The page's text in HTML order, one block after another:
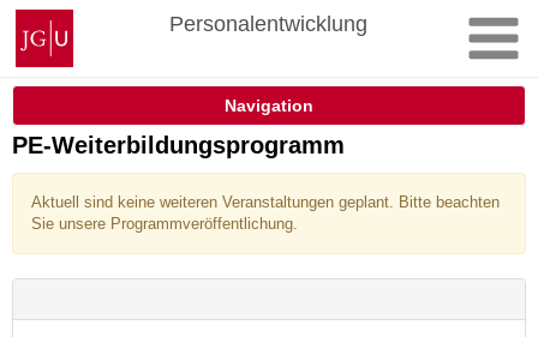
Zum
Inhalt
springen
Johannes
Gutenberg-
Universität
Personalentwicklung
Navigation
PE-Weiterbildungsprogramm
Aktuell sind keine weiteren Veranstaltungen geplant. Bitte beachten
Sie unsere Programmveröffentlichung.